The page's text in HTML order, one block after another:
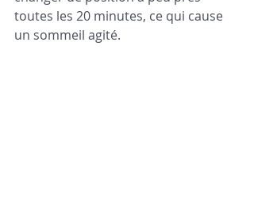
toutes les 20 minutes, ce qui cause
un sommeil agité.